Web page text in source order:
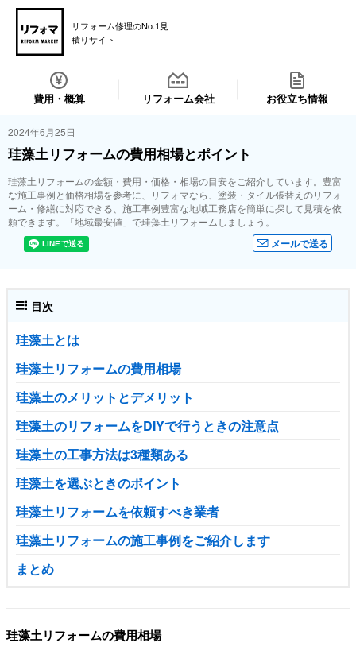
リフォーム修理のNo.1見
積りサイト
費用・概算 リフォーム会社 お役立ち情報
2024年6月25日
珪藻土リフォームの費用相場とポイント
珪藻土リフォームの金額・費用・価格・相場の目安をご紹介しています。豊富
な施工事例と価格相場を参考に、リフォマなら、塗装・タイル張替えのリフォ
ーム・修繕に対応できる、施工事例豊富な地域工務店を簡単に探して見積を依
頼できます。「地域最安値」で珪藻土リフォームしましょう。
メールで送る
目次
珪藻土とは
珪藻土リフォームの費用相場
珪藻土のメリットとデメリット
珪藻土のリフォームをDIYで行うときの注意点
珪藻土の工事方法は3種類ある
珪藻土を選ぶときのポイント
珪藻土リフォームを依頼すべき業者
珪藻土リフォームの施工事例をご紹介します
まとめ
珪藻土リフォームの費用相場